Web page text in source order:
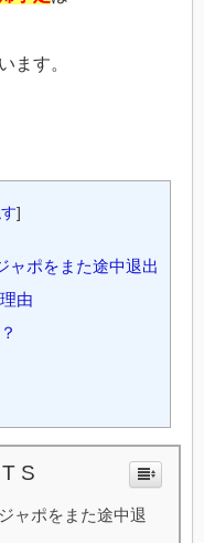
ます。
]
ャポをまた途中退出
由
S
ャポをまた途中退